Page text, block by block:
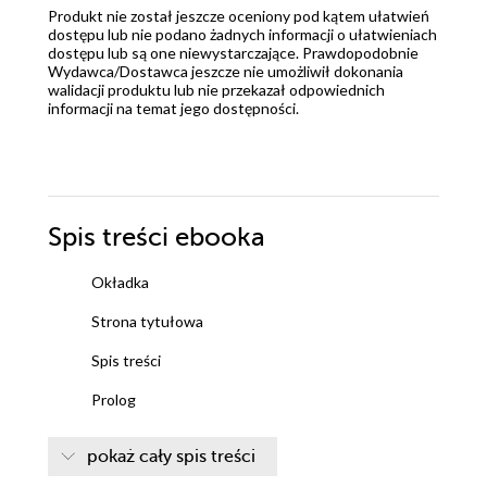
Produkt nie został jeszcze oceniony pod kątem ułatwień
dostępu lub nie podano żadnych informacji o ułatwieniach
dostępu lub są one niewystarczające. Prawdopodobnie
Wydawca/Dostawca jeszcze nie umożliwił dokonania
walidacji produktu lub nie przekazał odpowiednich
informacji na temat jego dostępności.
Spis treści ebooka
Okładka
Strona tytułowa
Spis treści
Pro­log
Sobota, 28 lipca
pokaż cały spis treści